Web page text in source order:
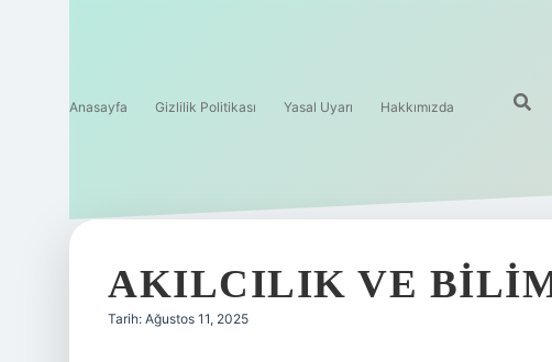
Anasayfa Gizlilik Politikası Yasal Uyarı Hakkımızda
AKILCILIK VE
Tarih: Ağustos 11, 2025